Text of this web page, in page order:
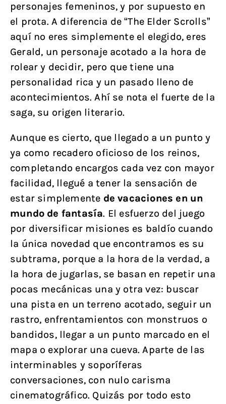
personajes femeninos, y por supuesto en
el prota. A diferencia de “The Elder Scrolls”
aquí no eres simplemente el elegido, eres
Gerald, un personaje acotado a la hora de
rolear y decidir, pero que tiene una
personalidad rica y un pasado lleno de
acontecimientos. Ahí se nota el fuerte de la
saga, su origen literario.
Aunque es cierto, que llegado a un punto y
ya como recadero oficioso de los reinos,
completando encargos cada vez con mayor
facilidad, llegué a tener la sensación de
estar simplemente de vacaciones en un
mundo de fantasía. El esfuerzo del juego
por diversificar misiones es baldío cuando
la única novedad que encontramos es su
subtrama, porque a la hora de la verdad, a
la hora de jugarlas, se basan en repetir una
pocas mecánicas una y otra vez: buscar
una pista en un terreno acotado, seguir un
rastro, enfrentamientos con monstruos o
bandidos, llegar a un punto marcado en el
mapa o explorar una cueva. Aparte de las
interminables y soporíferas
conversaciones, con nulo carisma
cinematográfico. Quizás por todo esto